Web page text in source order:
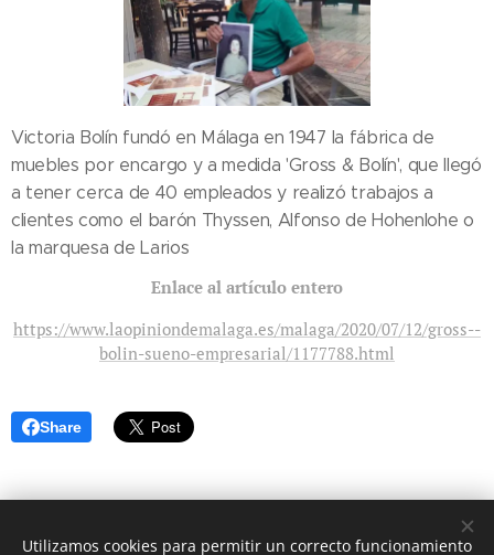
Victoria Bolín fundó en Málaga en 1947 la fábrica de
muebles por encargo y a medida 'Gross & Bolín', que llegó
a tener cerca de 40 empleados y realizó trabajos a
clientes como el barón Thyssen, Alfonso de Hohenlohe o
la marquesa de Larios
Enlace al artículo entero
https://www.laopiniondemalaga.es/malaga/2020/07/12/gross--
bolin-sueno-empresarial/1177788.html
Share
Utilizamos cookies para permitir un correcto funcionamiento